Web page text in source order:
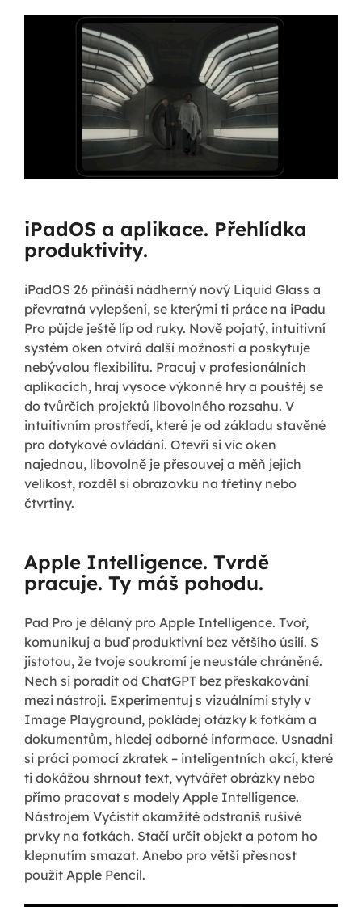
iPadOS a aplikace. Přehlídka
produktivity.
iPadOS 26 přináší nádherný nový Liquid Glass a
převratná vylepšení, se kterými ti práce na iPadu
Pro půjde ještě líp od ruky. Nově pojatý, intuitivní
systém oken otvírá další možnosti a poskytuje
nebývalou flexibilitu. Pracuj v profesionálních
aplikacích, hraj vysoce výkonné hry a pouštěj se
do tvůrčích projektů libovolného rozsahu. V
intuitivním prostředí, které je od základu stavěné
pro dotykové ovládání. Otevři si víc oken
najednou, libovolně je přesouvej a měň jejich
velikost, rozděl si obrazovku na třetiny nebo
čtvrtiny.
Apple Intelligence. Tvrdě
pracuje. Ty máš pohodu.
Pad Pro je dělaný pro Apple Intelligence. Tvoř,
komunikuj a buď produktivní bez většího úsilí. S
jistotou, že tvoje soukromí je neustále chráněné.
Nech si poradit od ChatGPT bez přeskakování
mezi nástroji. Experimentuj s vizuálními styly v
Image Playground, pokládej otázky k fotkám a
dokumentům, hledej odborné informace. Usnadni
si práci pomocí zkratek – inteligentních akcí, které
ti dokážou shrnout text, vytvářet obrázky nebo
přímo pracovat s modely Apple Intelligence.
Nástrojem Vyčistit okamžitě odstraníš rušivé
prvky na fotkách. Stačí určit objekt a potom ho
klepnutím smazat. Anebo pro větší přesnost
použít Apple Pencil.